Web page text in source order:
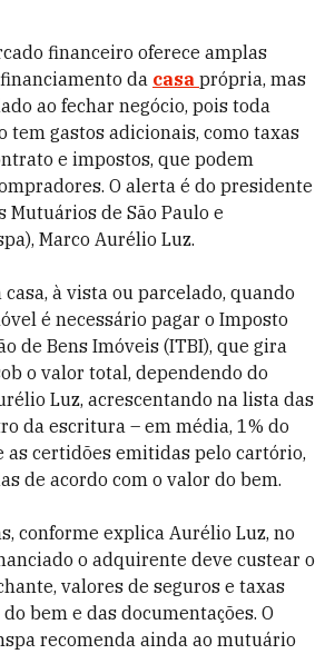
financeiro oferece amplas
da casa própria, mas
ao fechar negócio, pois toda
tem gastos adicionais, como taxas
e impostos, que podem
O alerta é do presidente
Mutuários de São Paulo e
Marco Aurélio Luz.
casa, à vista ou parcelado, quando
é necessário pagar o Imposto
de Bens Imóveis (ITBI), que gira
o valor total, dependendo do
Luz, acrescentando na lista das
da escritura – em média, 1% do
as certidões emitidas pelo cartório,
de acordo com o valor do bem.
conforme explica Aurélio Luz, no
o adquirente deve custear o
valores de seguros e taxas
bem e das documentações. O
recomenda ainda ao mutuário